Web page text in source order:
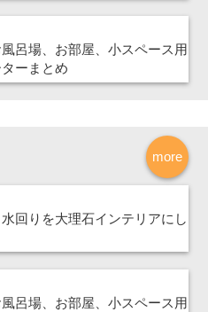
呂場、お部屋、小スペース用
ーまとめ
more
回りを大理石インテリアにし
呂場、お部屋、小スペース用